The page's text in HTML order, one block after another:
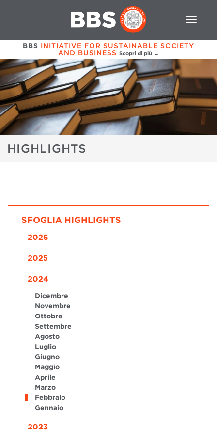
BBS INITIATIVE FOR SUSTAINABLE SOCIETY
AND BUSINESS Scopri di più →
HIGHLIGHTS
SFOGLIA HIGHLIGHTS
2026
2025
2024
Dicembre
Novembre
Ottobre
Settembre
Agosto
Luglio
Giugno
Maggio
Aprile
Marzo
Febbraio
Gennaio
2023